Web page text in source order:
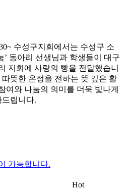
수성구지회에서는 수성구 소
’ 동아리 선생님과 학생들이 대구
지회에 사랑의 빵을 전달했습니
뜻한 온정을 전하는 뜻 깊은 활
여와 나눔의 의미를 더욱 빛나게
드립니다.
가능합니다.
Hot